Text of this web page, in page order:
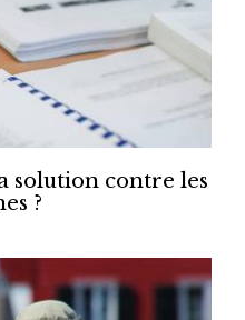
solution contre les
?